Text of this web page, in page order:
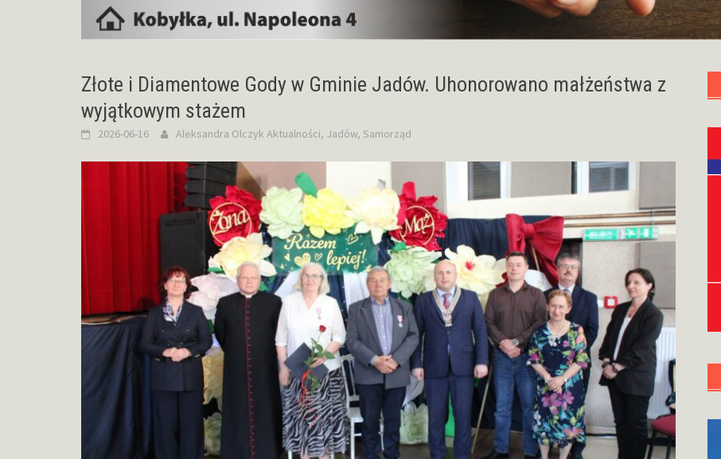
Złote i Diamentowe Gody w Gminie Jadów. Uhonorowano małżeństwa z
wyjątkowym stażem
2026-06-16 Aleksandra Olczyk Aktualności, Jadów, Samorząd